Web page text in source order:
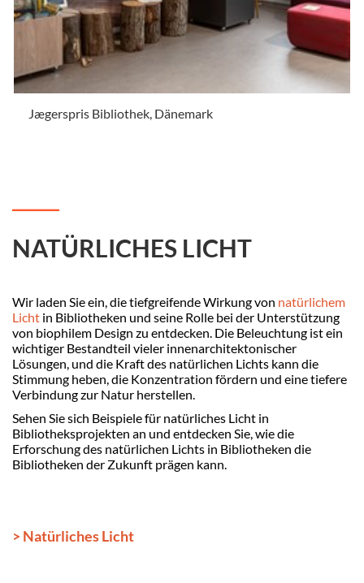
Jægerspris Bibliothek, Dänemark
NATÜRLICHES LICHT
Wir laden Sie ein, die tiefgreifende Wirkung von natürlichem
Licht in Bibliotheken und seine Rolle bei der Unterstützung
von biophilem Design zu entdecken. Die Beleuchtung ist ein
wichtiger Bestandteil vieler innenarchitektonischer
Lösungen, und die Kraft des natürlichen Lichts kann die
Stimmung heben, die Konzentration fördern und eine tiefere
Verbindung zur Natur herstellen.
Sehen Sie sich Beispiele für natürliches Licht in
Bibliotheksprojekten an und entdecken Sie, wie die
Erforschung des natürlichen Lichts in Bibliotheken die
Bibliotheken der Zukunft prägen kann.
> Natürliches Licht